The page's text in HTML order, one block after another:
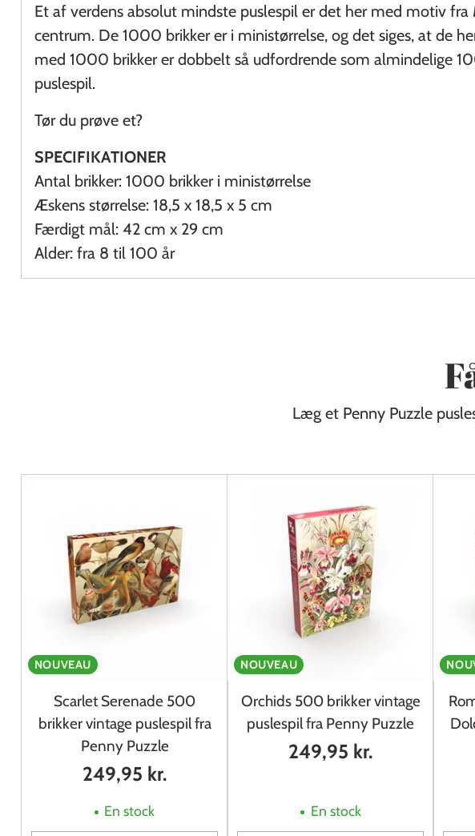
Et af verdens absolut mindste puslespil er det her med motiv fra
centrum. De 1000 brikker er i ministørrelse, og det siges, at de
med 1000 brikker er dobbelt så udfordrende som almindelige
puslespil.
Tør du prøve et?
SPECIFIKATIONER
Antal brikker: 1000 brikker i ministørrelse
Æskens størrelse: 18,5 x 18,5 x 5 cm
Færdigt mål: 42 cm x 29 cm
Alder: fra 8 til 100 år
Læg et Penny Puzzle
NOUVEAU
Scarlet Serenade 500
brikker vintage puslespil fra
Penny Puzzle
249,95 kr.
En stock
NOUVEAU
Orchids 500 brikker vintage
puslespil fra Penny Puzzle
249,95 kr.
En stock